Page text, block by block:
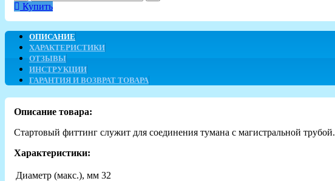
Купить
ОПИСАНИЕ
ХАРАКТЕРИСТИКИ
ОТЗЫВЫ
ИНСТРУКЦИИ
ГАРАНТИЯ И ВОЗВРАТ ТОВАРА
Описание товара:
Стартовый фиттинг служит для соединения тумана с магистральной трубой.
Характеристики:
Диаметр (макс.), мм 32